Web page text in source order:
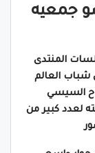
جمعيه
المنتدى
شباب العالم
السيسي
لعدد كبير من